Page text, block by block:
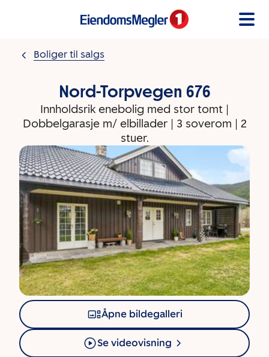
Boliger til salgs
Nord-Torpvegen 676
Innholdsrik enebolig med stor tomt |
Dobbelgarasje m/ elbillader | 3 soverom | 2
stuer.
Åpne bildegalleri
Se videovisning